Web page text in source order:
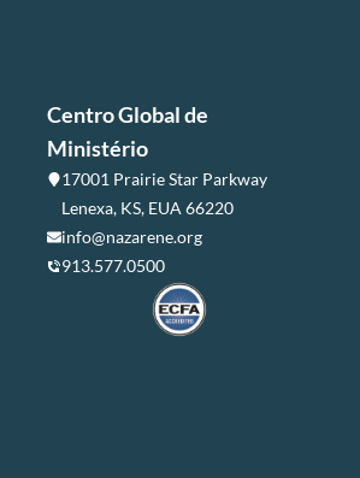
Centro Global de
Ministério
17001 Prairie Star Parkway
Lenexa, KS, EUA 66220
info@nazarene.org
913.577.0500